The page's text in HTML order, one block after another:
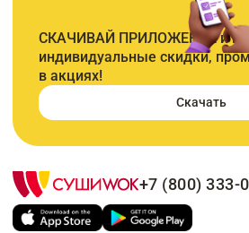
СКАЧИВАЙ ПРИЛОЖЕНИЕ и
индивидуальные скидки,
в акциях!
Скачать
+7 (800) 333-